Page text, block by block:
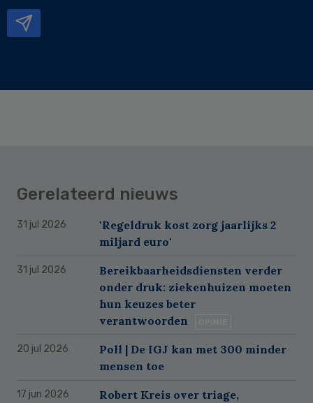
Gerelateerd nieuws
31 jul 2026
'Regeldruk kost zorg jaarlijks 2
miljard euro'
31 jul 2026
Bereikbaarheidsdiensten verder
onder druk: ziekenhuizen moeten
hun keuzes beter
verantwoorden
20 jul 2026
Poll | De IGJ kan met 300 minder
mensen toe
17 jun 2026
Robert Kreis over triage,